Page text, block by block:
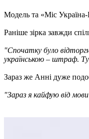
Модель та «Міс
Раніше зірка завжди
"Спочатку було
українською – штраф.
Зараз же Анні дуже
"Зараз я кайфую від